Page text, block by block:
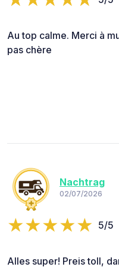
Au top calme. Merci à
pas chère
Nachtrag
02/07/2026
5/5
Alles super! Preis toll,